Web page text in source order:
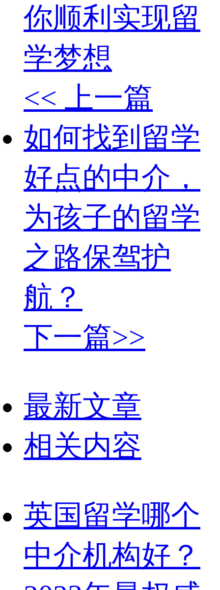
你顺利实现留
学梦想
<< 上一篇
如何找到留学
好点的中介，
为孩子的留学
之路保驾护
航？
下一篇>>
最新文章
相关内容
英国留学哪个
中介机构好？